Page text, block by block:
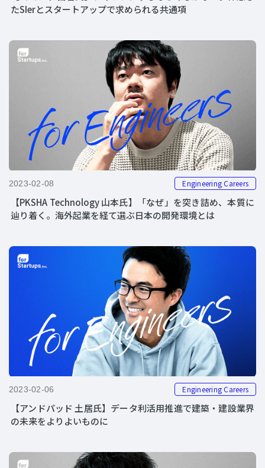
たSIerとスタートアップで求められる共通項
2023-02-08 Engineering Careers
【PKSHA Technology 山本氏】「なぜ」を突き詰め、本質に
辿り着く。海外起業を経て選ぶ日本の開発環境とは
2023-02-06 Engineering Careers
【アンドパッド 土居氏】データ利活用推進で建築・建設業界
の未来をよりよいものに